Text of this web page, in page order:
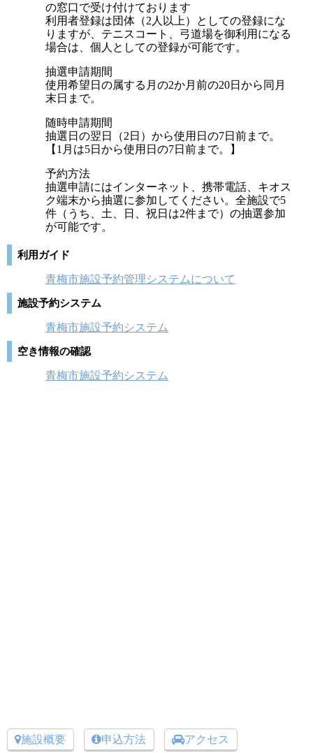
の窓口で受け付けております
利用者登録は団体（2人以上）としての登録にな
りますが、テニスコート、弓道場を御利用になる
場合は、個人としての登録が可能です。
抽選申請期間
使用希望日の属する月の2か月前の20日から同月
末日まで。
随時申請期間
抽選日の翌日（2日）から使用日の7日前まで。
【1月は5日から使用日の7日前まで。】
予約方法
抽選申請にはインターネット、携帯電話、キオス
ク端末から抽選に参加してください。全施設で5
件（うち、土、日、祝日は2件まで）の抽選参加
が可能です。
利用ガイド
青梅市施設予約管理システムについて
施設予約システム
青梅市施設予約システム
空き情報の確認
青梅市施設予約システム
施設概要 申込方法 アクセス